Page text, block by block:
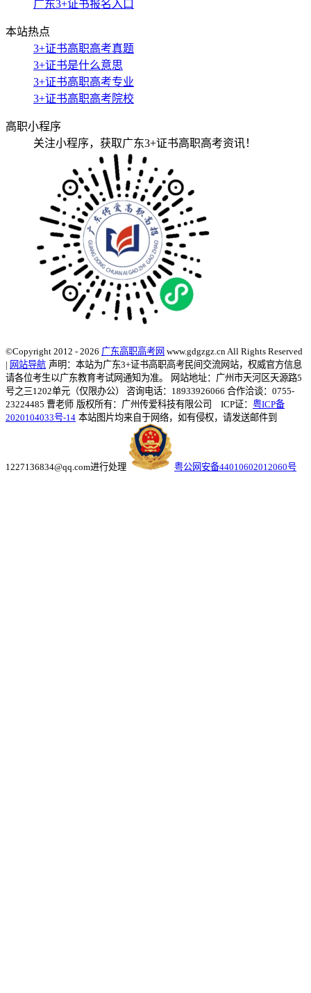
广东3+证书报名入口
本站热点
3+证书高职高考真题
3+证书是什么意思
3+证书高职高考专业
3+证书高职高考院校
高职小程序
关注小程序，获取广东3+证书高职高考资讯！
©Copyright 2012 - 2026 广东高职高考网 www.gdgzgz.cn All Rights Reserved
| 网站导航 声明：本站为广东3+证书高职高考民间交流网站，权威官方信息
请各位考生以广东教育考试网通知为准。
网站地址：广州市天河区天源路5
号之三1202单元（仅限办公） 咨询电话：18933926066 合作洽谈：0755-
23224485 曹老师 版权所有：广州传爱科技有限公司 ICP证： 粤ICP备
2020104033号-14 本站图片均来自于网络，如有侵权，请发送邮件到
1227136834@qq.com进行处理 粤公网安备44010602012060号